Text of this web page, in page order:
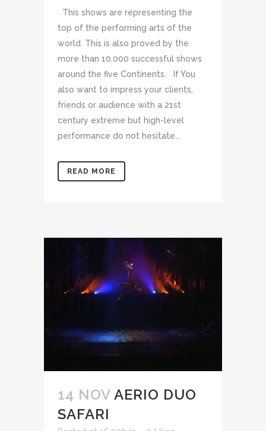
This shows are representing the
top of the performing arts of the
world. This is also proved by the
more than 10.000 successful shows
around the five Continents. If You
also want to impress your clients,
friends or audience with a 21st
century extreme but high-level
performance do not hesitate...
READ MORE
14 NOV AERIO DUO
SAFARI